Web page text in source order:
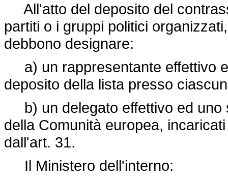
All'atto del deposito del
partiti o i gruppi politici
debbono designare:
a) un rappresentante effettivo
deposito della lista presso
b) un delegato effettivo ed uno
della Comunità europea,
dall'art. 31.
Il Ministero dell'interno: